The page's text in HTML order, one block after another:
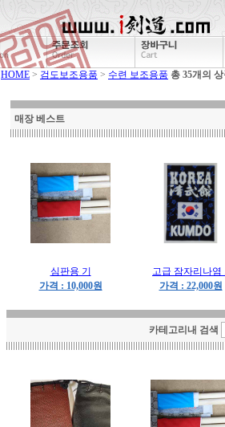
HOME > 검도보조용품 > 수련 보조용품 총 35개의
매장 베스트
심판용 기
가격 : 10,000원
고급 잠자리나염
가격 : 22,000원
카테고리내 검색